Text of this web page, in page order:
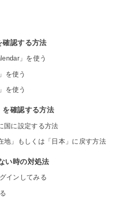
確認する方法
」を使う
を使う
を使う
を確認する方法
国に設定する方法
地」もしくは「日本」に戻す方法
い時の対処法
インしてみる